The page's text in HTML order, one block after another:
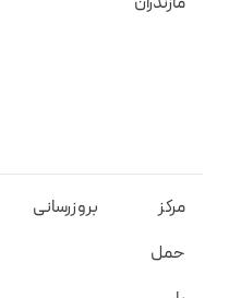
مرکز
حمل
بروزرسانی